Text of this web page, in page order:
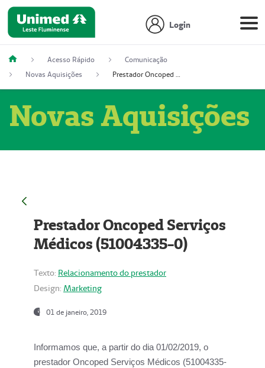
Login
Acesso Rápido
Comunicação
Novas Aquisições
Prestador Oncoped Serviços Médicos (51004335-0)
Novas Aquisições
Prestador Oncoped Serviços
Médicos (51004335-0)
Texto: Relacionamento do prestador
Design: Marketing
01 de janeiro, 2019
Informamos que, a partir do dia 01/02/2019, o
prestador Oncoped Serviços Médicos (51004335-